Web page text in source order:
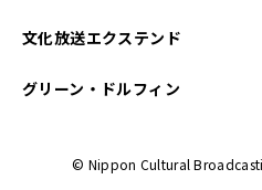
文化放送エクステンド
グリーン・ドルフィン
© Nippon Cultural